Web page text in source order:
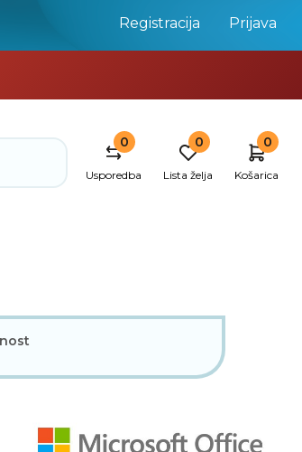
Registracija Prijava
0
Usporedba
0
Lista želja
0
Košarica